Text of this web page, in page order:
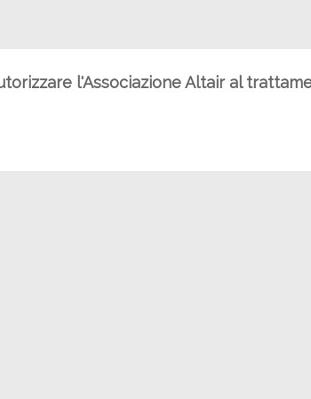
l'Associazione Altair al